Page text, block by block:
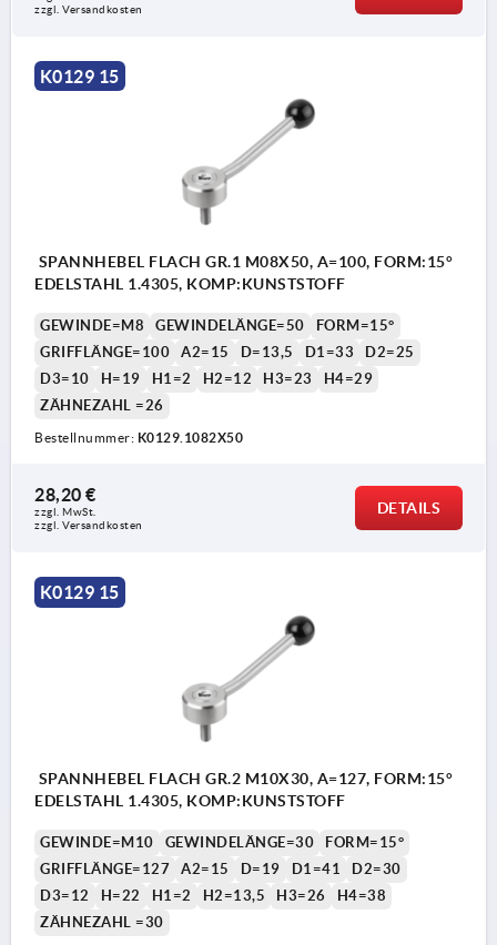
zzgl. Versandkosten
K0129 15
SPANNHEBEL FLACH GR.1 M08X50, A=100, FORM:15°
EDELSTAHL 1.4305, KOMP:KUNSTSTOFF
GEWINDE=M8 GEWINDELÄNGE=50
FORM=15°
GRIFFLÄNGE=100
A2=15 D=13,5 D1=33
D2=25
D3=10
H=19 H1=2 H2=12 H3=23
H4=29
ZÄHNEZAHL =26
Bestellnummer: K0129.1082X50
28,20 €
zzgl. MwSt.
zzgl. Versandkosten
DETAILS
K0129 15
SPANNHEBEL FLACH GR.2 M10X30, A=127, FORM:15°
EDELSTAHL 1.4305, KOMP:KUNSTSTOFF
GEWINDE=M10 GEWINDELÄNGE=30
FORM=15°
GRIFFLÄNGE=127
A2=15 D=19 D1=41
D2=30
D3=12
H=22 H1=2 H2=13,5 H3=26
H4=38
ZÄHNEZAHL =30